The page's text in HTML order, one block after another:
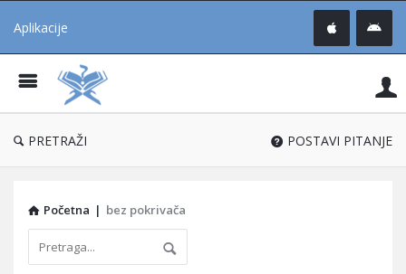
Aplikacije
®
PRETRAŽI POSTAVI PITANJE
Početna | bez pokrivača